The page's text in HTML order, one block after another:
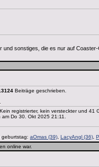
und sonstiges, die es nur auf
Beiträge geschrieben.
registrierter, kein versteckter und
Do 30. Okt 2025 21:11.
aOmas (39) LacyAngl (36)
online war.